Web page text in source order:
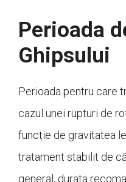
Perioada
Ghipsului
Perioada pentru care
cazul unei rupturi de
funcție de gravitatea
tratament stabilit de
general, durata